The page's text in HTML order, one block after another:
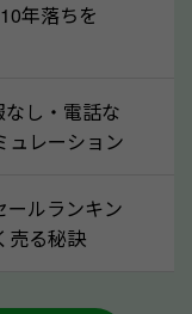
アップも！
ートや座席の下
汚れが付着して
り除けることも
掃をしておくの
年落ちを
なし・電話な
ュレーション
ールランキン
売る秘訣